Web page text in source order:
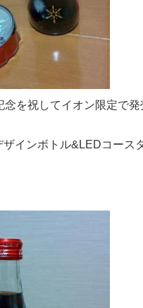
念を祝してイオン限定で発
インボトル&LEDコース